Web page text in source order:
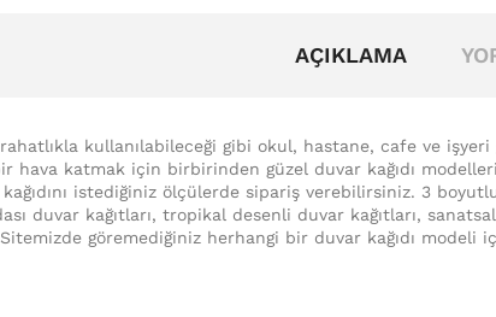
AÇIKLAMA
kullanılabileceği gibi okul, hastane, cafe ve
hava katmak için birbirinden güzel duvar kağıdı
istediğiniz ölçülerde sipariş verebilirsiniz. 3
duvar kağıtları, tropikal desenli duvar kağıtları,
göremediğiniz herhangi bir duvar kağıdı